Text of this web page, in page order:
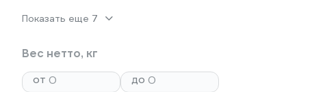
Показать еще 7
Вес нетто, кг
от
до